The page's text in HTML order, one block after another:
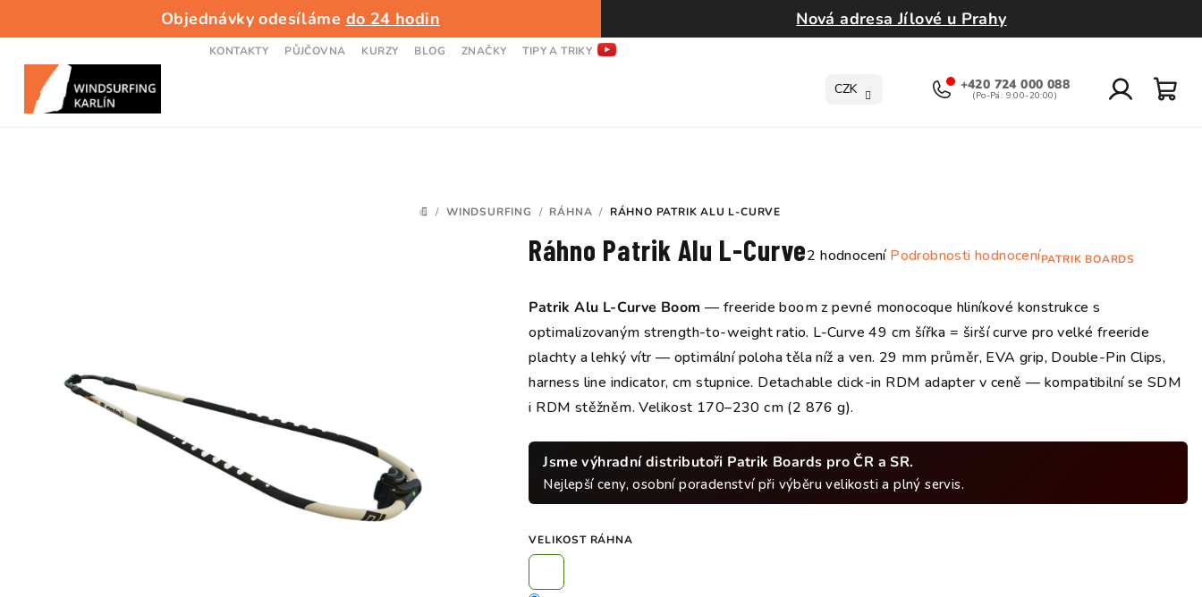
Objednávky odesíláme do 24 hodin Nová adresa Jílové u Prahy
KONTAKTY PŮJČOVNA KURZY BLOG ZNAČKY TIPY A TRIKY
CZK +420 724 000 088
DOMŮ
/ WINDSURFING / RÁHNA / RÁHNO PATRIK ALU L-CURVE
PATRIK BOARDS
Ráhno Patrik Alu L-CurvePrůměrné
5,0
z
5
hvězdiček.
2 hodnocení Podrobnosti hodnocení
Patrik Alu L-Curve Boom — freeride boom z pevné monocoque hliníkové konstrukce s
optimalizovaným strength-to-weight ratio. L-Curve 49 cm šířka = širší curve pro velké freeride
plachty a lehký vítr — optimální poloha těla níž a ven. 29 mm průměr, EVA grip, Double-Pin Clips,
harness line indicator, cm stupnice. Detachable click-in RDM adapter v ceně — kompatibilní se SDM
i RDM stěžněm. Velikost 170–230 cm (2 876 g).
Jsme výhradní distributoři Patrik Boards pro ČR a SR.
Nejlepší ceny, osobní poradenství při výběru velikosti a plný servis.
VELIKOST RÁHNA